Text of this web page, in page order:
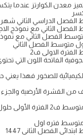
تميز معدن الكوارتز عندما
الفصل الدراسي الثاني
الثاني مع نموذج الاجابة
الفصل الثاني مع نموذج
متوسط الفصل الثاني
الاولى ف2
الفاتحة اللون التي
للصخور فهذا
من القشرة الأرضية والجزء
اختبار فتري علوم أول متوسط ف2
متوسط فتره اول
الفصل الثاني 1447